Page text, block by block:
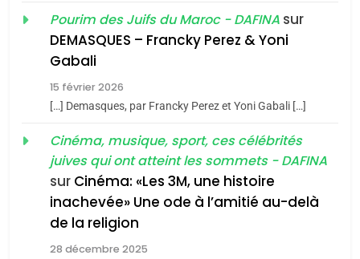
2025, l’année la plus
meurtrière selon le
FIÈRE, DIGNE ET RÉSILIENTE :
POURQUOI JE REVENDIQUE
MA JUDAÏTE par Thérèse
Zrihen-Dvir
ISRAÉL JUDAISME
Jacques Hadida
Pourim des Juifs du Maroc - DAFINA sur
DEMASQUES – Francky Perez & Yoni
Gabali
15 février 2026
[…] Demasques, par Francky Perez et Yoni Gabali […]
Cinéma, musique, sport, ces célébrités
juives qui ont atteint les sommets - DAFINA
sur Cinéma: «Les 3M, une histoire
inachevée» Une ode à l’amitié au-delà
de la religion
28 décembre 2025
Azilal consacrés produits
du terroir
DAFINA MAROC
Loya Stauber
«Tu dis génocide, je dis
guerre»: La nouvelle
chanson de Boy George
ISRAÉL